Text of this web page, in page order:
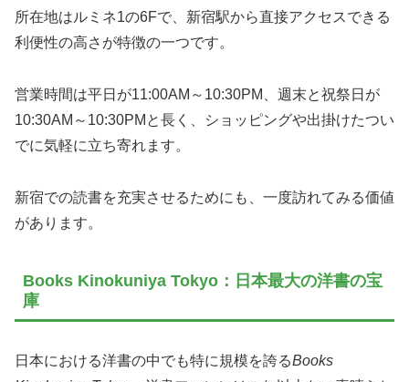
所在地はルミネ1の6Fで、新宿駅から直接アクセスできる
利便性の高さが特徴の一つです。
営業時間は平日が11:00AM～10:30PM、週末と祝祭日が
10:30AM～10:30PMと長く、ショッピングや出掛けたつい
でに気軽に立ち寄れます。
新宿での読書を充実させるためにも、一度訪れてみる価値
があります。
Books Kinokuniya Tokyo：日本最大の洋書の宝
庫
日本における洋書の中でも特に規模を誇るBooks